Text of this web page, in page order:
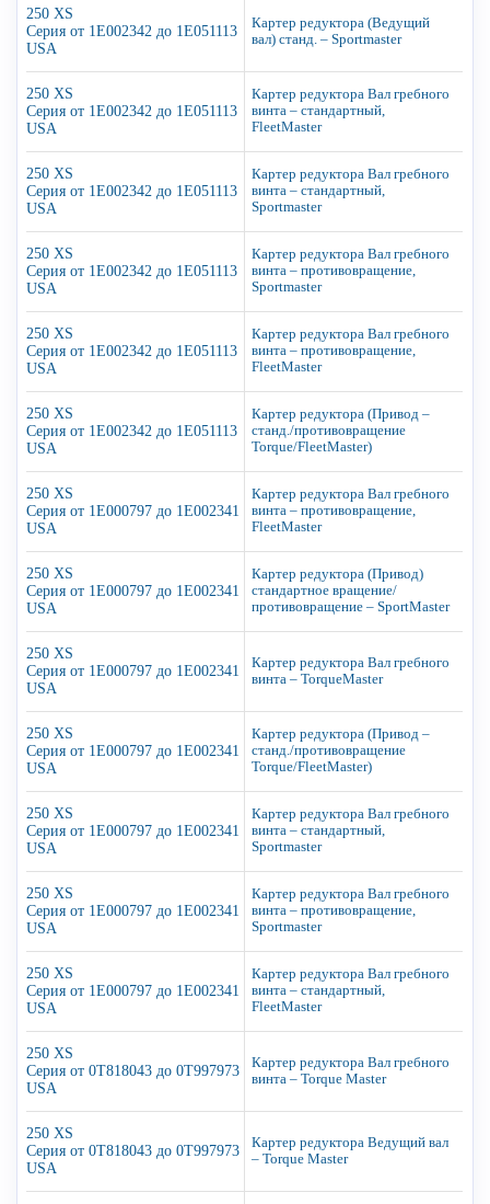
250 XS
Серия от 1E002342 до 1E051113
USA
Картер редуктора (Ведущий
вал) станд. – Sportmaster
250 XS
Серия от 1E002342 до 1E051113
USA
Картер редуктора Вал гребного
винта – стандартный,
FleetMaster
250 XS
Серия от 1E002342 до 1E051113
USA
Картер редуктора Вал гребного
винта – стандартный,
Sportmaster
250 XS
Серия от 1E002342 до 1E051113
USA
Картер редуктора Вал гребного
винта – противовращение,
Sportmaster
250 XS
Серия от 1E002342 до 1E051113
USA
Картер редуктора Вал гребного
винта – противовращение,
FleetMaster
250 XS
Серия от 1E002342 до 1E051113
USA
Картер редуктора (Привод –
станд./противовращение
Torque/FleetMaster)
250 XS
Серия от 1E000797 до 1E002341
USA
Картер редуктора Вал гребного
винта – противовращение,
FleetMaster
250 XS
Серия от 1E000797 до 1E002341
USA
Картер редуктора (Привод)
стандартное вращение/
противовращение – SportMaster
250 XS
Серия от 1E000797 до 1E002341
USA
Картер редуктора Вал гребного
винта – TorqueMaster
250 XS
Серия от 1E000797 до 1E002341
USA
Картер редуктора (Привод –
станд./противовращение
Torque/FleetMaster)
250 XS
Серия от 1E000797 до 1E002341
USA
Картер редуктора Вал гребного
винта – стандартный,
Sportmaster
250 XS
Серия от 1E000797 до 1E002341
USA
Картер редуктора Вал гребного
винта – противовращение,
Sportmaster
250 XS
Серия от 1E000797 до 1E002341
USA
Картер редуктора Вал гребного
винта – стандартный,
FleetMaster
250 XS
Серия от 0T818043 до 0T997973
USA
Картер редуктора Вал гребного
винта – Torque Master
250 XS
Серия от 0T818043 до 0T997973
USA
Картер редуктора Ведущий вал
– Torque Master